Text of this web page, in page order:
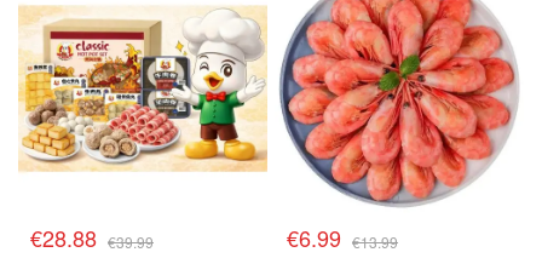
€28.88 €39.99 €6.99 €13.99